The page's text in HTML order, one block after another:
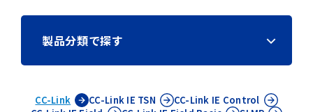
製品分類で探す
CC-Link CC-Link IE TSN CC-Link IE Control